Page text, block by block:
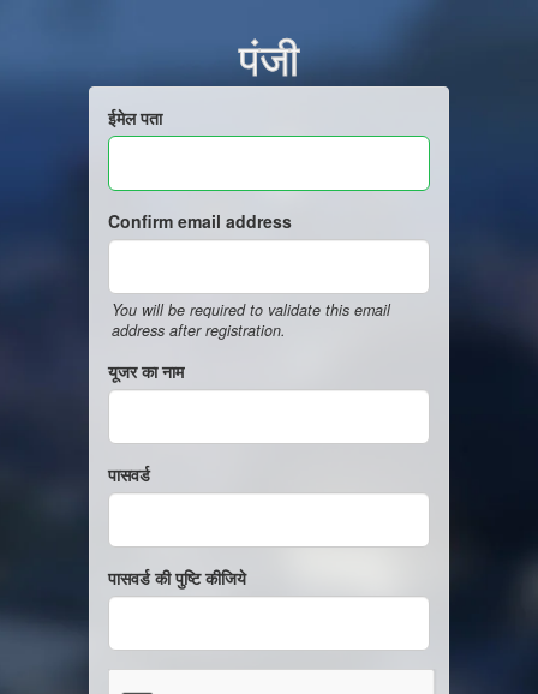
पंजी
ईमेल पता
Confirm email address
You will be required to validate this email
address after registration.
यूजर का नाम
पासवर्ड
पासवर्ड की पुष्टि कीजिये